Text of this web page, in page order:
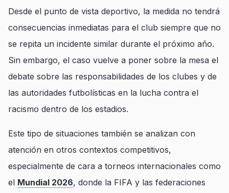
Desde el punto de vista deportivo, la medida no tendrá
consecuencias inmediatas para el club siempre que no
se repita un incidente similar durante el próximo año.
Sin embargo, el caso vuelve a poner sobre la mesa el
debate sobre las responsabilidades de los clubes y de
las autoridades futbolísticas en la lucha contra el
racismo dentro de los estadios.
Este tipo de situaciones también se analizan con
atención en otros contextos competitivos,
especialmente de cara a torneos internacionales como
el Mundial 2026, donde la FIFA y las federaciones